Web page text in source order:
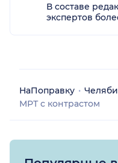
В составе
экспертов
НаПоправку
МРТ с контрастом